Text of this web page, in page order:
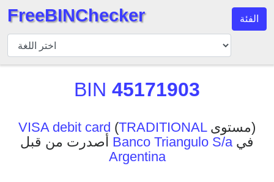
مدقق
BIN
BIN
BIN
FreeBINChecker الفئة
BIN 45171903
VISA debit card (TRADITIONALمستوى)
Banco Triangulo S/a في
Argentina